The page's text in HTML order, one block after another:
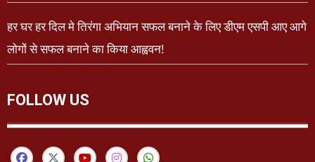
हर घर हर दिल मे तिरंगा अभियान सफल बनाने के लिए डीएम एसपी आए आगे
लोगों से सफल बनाने का किया आह्ववन!
FOLLOW US